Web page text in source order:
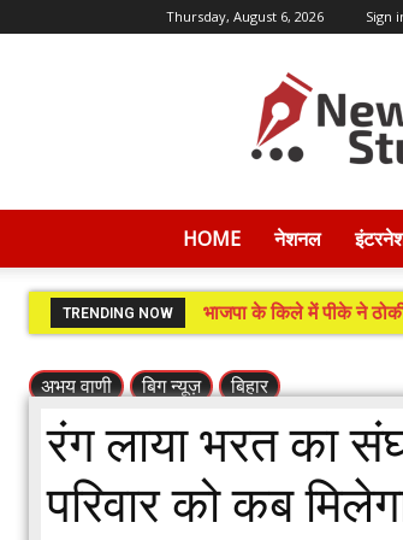
Thursday, August 6, 2026 Sign
HOME नेशनल
TRENDING NOW भाजपा के किले में पीके ने
अभय वाणी बिग न्यूज़ बिहार
रंग लाया भरत का
परिवार को कब